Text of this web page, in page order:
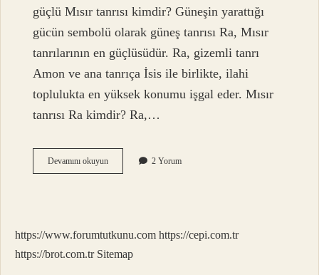
güçlü Mısır tanrısı kimdir? Güneşin yarattığı
gücün sembolü olarak güneş tanrısı Ra, Mısır
tanrılarının en güçlüsüdür. Ra, gizemli tanrı
Amon ve ana tanrıça İsis ile birlikte, ilahi
toplulukta en yüksek konumu işgal eder. Mısır
tanrısı Ra kimdir? Ra,…
Devamını okuyunMısırlılar
Tek
2 Yorum
https://www.forumtutkunu.com https://cepi.com.tr
https://brot.com.tr Sitemap